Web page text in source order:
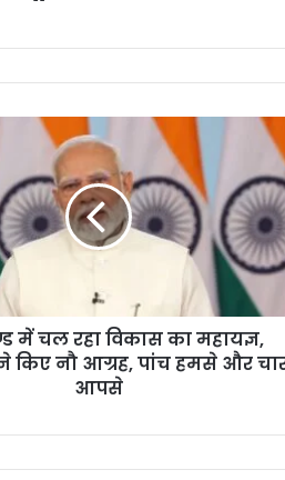
b
t
e
में चल रहा विकास का महायज्ञ,
ने किए नौ आग्रह, पांच हमसे और
आपसे